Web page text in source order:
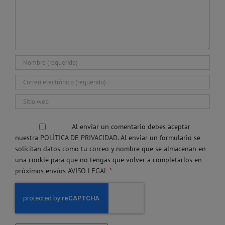
Al enviar un comentario debes aceptar
nuestra POLÍTICA DE PRIVACIDAD. Al enviar un formulario se
solicitan datos como tu correo y nombre que se almacenan en
una cookie para que no tengas que volver a completarlos en
próximos envíos AVISO LEGAL *